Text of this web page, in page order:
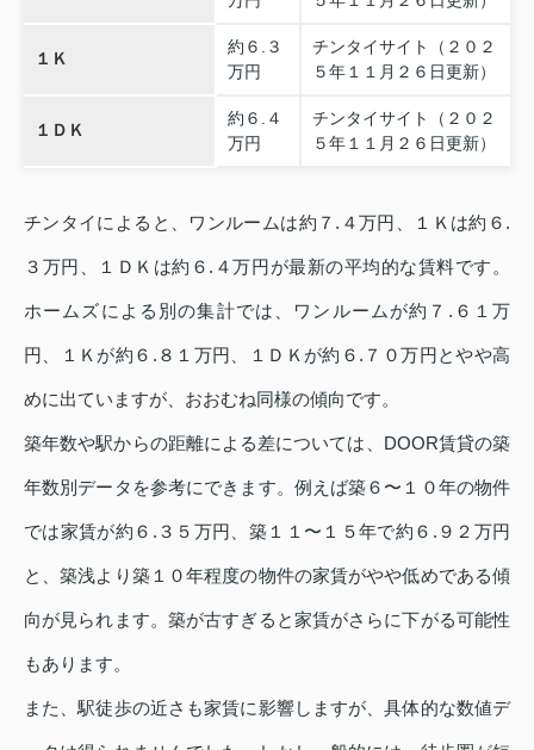
１Ｋ
約６.３
万円
チンタイサイト（２０２
５年１１月２６日更新）
１ＤＫ
約６.４
万円
チンタイサイト（２０２
５年１１月２６日更新）
チンタイによると、ワンルームは約７.４万円、１Ｋは約６.
３万円、１ＤＫは約６.４万円が最新の平均的な賃料です。
ホームズによる別の集計では、ワンルームが約７.６１万
円、１Ｋが約６.８１万円、１ＤＫが約６.７０万円とやや高
めに出ていますが、おおむね同様の傾向です。
築年数や駅からの距離による差については、DOOR賃貸の築
年数別データを参考にできます。例えば築６〜１０年の物件
では家賃が約６.３５万円、築１１〜１５年で約６.９２万円
と、築浅より築１０年程度の物件の家賃がやや低めである傾
向が見られます。築が古すぎると家賃がさらに下がる可能性
もあります。
また、駅徒歩の近さも家賃に影響しますが、具体的な数値デ